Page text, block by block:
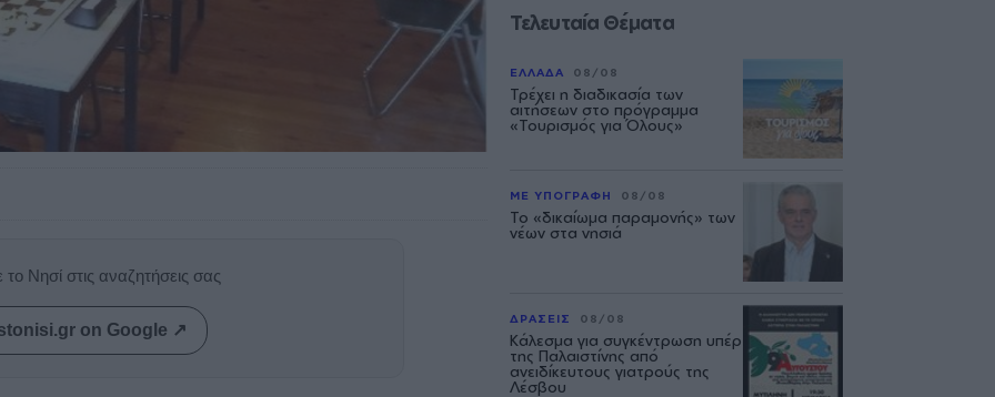
Νησί στις αναζητήσεις σας
on Google ↗
Τελευταία Θέματα
ΕΛΛΑΔΑ 08/08
Τρέχει η διαδικασία των
αιτήσεων στο πρόγραμμα
«Τουρισμός για Όλους»
ΜΕ ΥΠΟΓΡΑΦΗ 08/08
Το «δικαίωμα παραμονής» των
νέων στα νησιά
ΔΡΑΣΕΙΣ 08/08
Κάλεσμα για συγκέντρωση υπέρ
της Παλαιστίνης από
ανειδίκευτους γιατρούς της
Λέσβου